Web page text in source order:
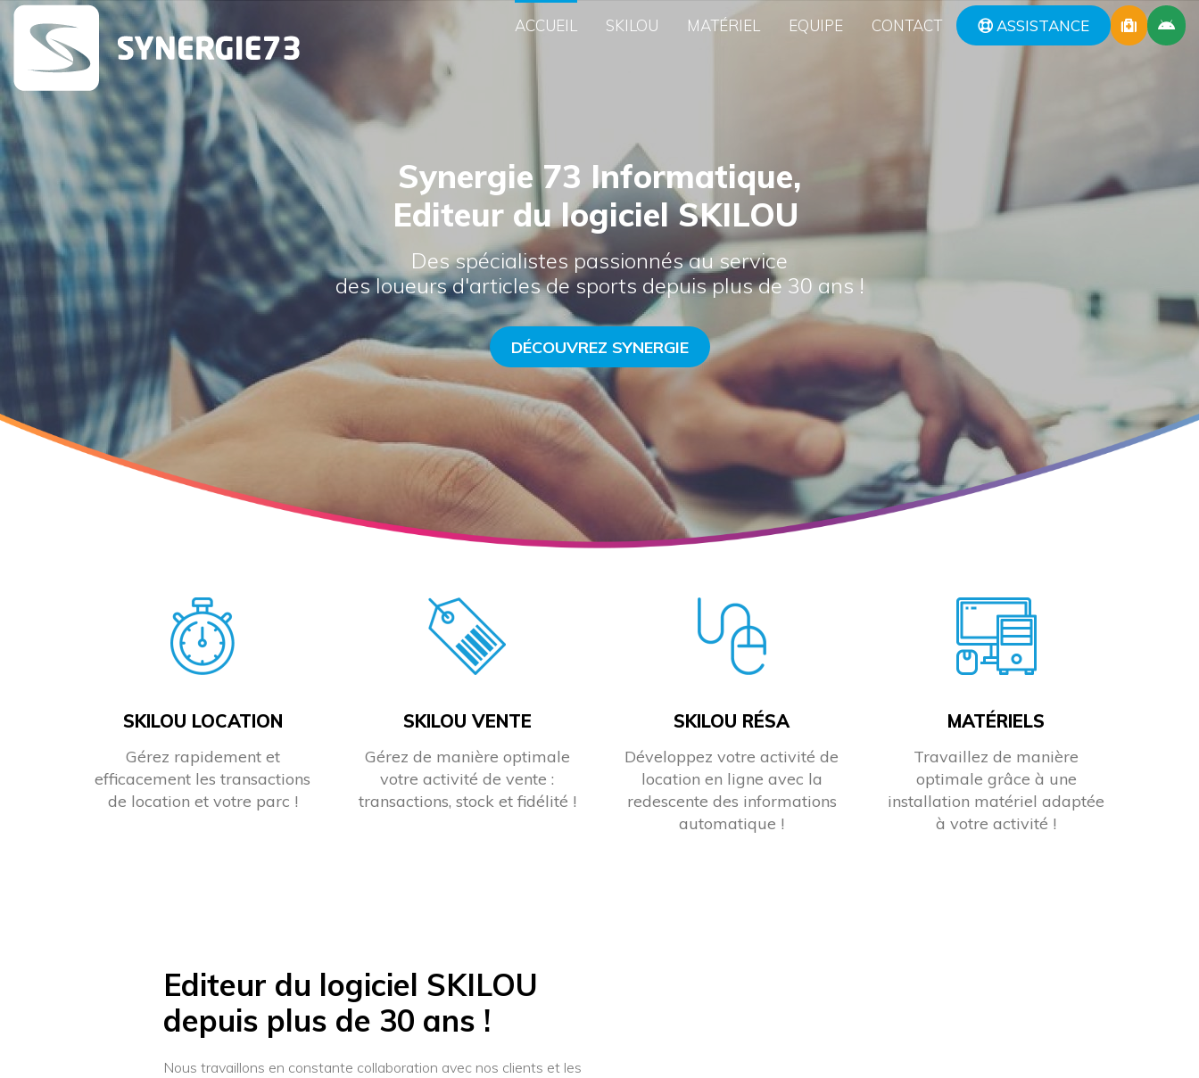
ACCUEIL SKILOU MATÉRIEL EQUIPE CONTACT ASSISTANCE
Synergie 73 Informatique,
Editeur du logiciel SKILOU
Des spécialistes passionnés au service
des loueurs d'articles de sports depuis plus de 30 ans !
DÉCOUVREZ SYNERGIE
SKILOU LOCATION
Gérez rapidement et
efficacement les transactions
de location et votre parc !
SKILOU VENTE
Gérez de manière optimale
votre activité de vente :
transactions, stock et fidélité !
SKILOU RÉSA
Développez votre activité de
location en ligne avec la
redescente des informations
automatique !
MATÉRIELS
Travaillez de manière
optimale grâce à une
installation matériel adaptée
à votre activité !
Editeur du logiciel SKILOU
depuis plus de 30 ans !
Nous travaillons en constante collaboration avec nos clients et les